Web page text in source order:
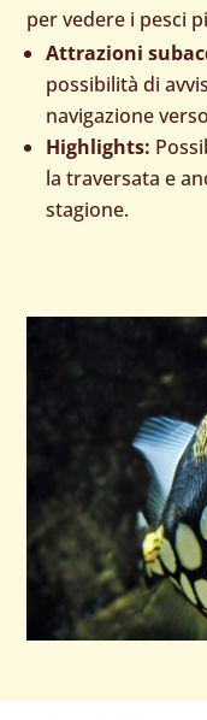
per vedere i pesci
Attrazioni
possibilità di
navigazione
Highlights:
la traversata e
stagione.